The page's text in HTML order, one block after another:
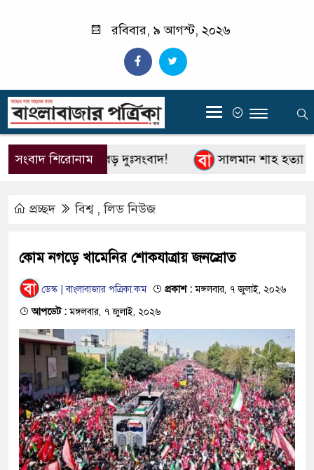
রবিবার, ৯ আগস্ট, ২০২৬
‍
সংবাদ শিরোনাম
ভিসা নিয়ে এবার বড় দুঃসংবাদ! সালমান শাহ হত্যা
প্রচ্ছদ বিশ্ব,লিড নিউজ
কোম নগড়ে খামেনির শোকযাত্রায় জনস্রোত
ডেস্ক | বাংলাবাজার পত্রিকা.কম প্রকাশ :মঙ্গলবার, ৭ জুলাই, ২০২৬
আপডেট :মঙ্গলবার, ৭ জুলাই, ২০২৬